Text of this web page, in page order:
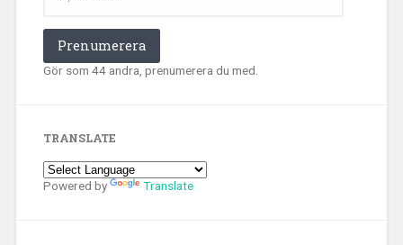
Prenumerera
Gör som 44 andra, prenumerera du med.
TRANSLATE
Powered by Translate